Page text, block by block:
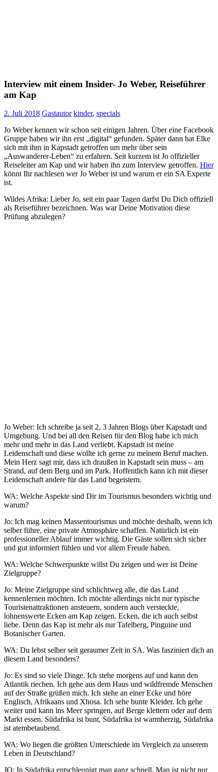
Interview mit einem Insider- Jo Weber, Reiseführer
am Kap
2. Juli 2018 Gastautor kinder, specials
Jo Weber kennen wir schon seit einigen Jahren. Über eine Facebook
Gruppe haben wir ihn erst „digital“ gefunden. Später dann hat Elke
sich mit ihm in Kapstadt getroffen um mehr über sein
„Auswanderer-Leben“ zu erfahren. Seit kurzem ist Jo offizieller
Reiseleiter am Kap und wir haben ihn zum Interview getroffen. Hier
könnt Ihr nachlesen wer Jo Weber ist und warum er ein SA Experte
ist.
Wildes Afrika: Lieber Jo, seit ein paar Tagen darfst Du Dich offiziell
als Reiseführer bezeichnen. Was war Deine Motivation diese
Prüfung abzulegen?
Jo Weber: Ich schreibe ja seit 2, 3 Jahren Blogs über Kapstadt und
Umgebung. Und bei all den Reisen für den Blog habe ich mich
mehr und mehr in das Land verliebt. Kapstadt ist meine
Leidenschaft und diese wollte ich gerne zu meinem Beruf machen.
Mein Herz sagt mir, dass ich draußen in Kapstadt sein muss – am
Strand, auf dem Berg und im Park. Hoffentlich kann ich mit dieser
Leidenschaft andere für das Land begeistern.
WA: Welche Aspekte sind Dir im Tourismus besonders wichtig und
warum?
Jo: Ich mag keinen Massentourismus und möchte deshalb, wenn ich
selber führe, eine private Atmosphäre schaffen. Natürlich ist ein
professioneller Ablauf immer wichtig. Die Gäste sollen sich sicher
und gut informiert fühlen und vor allem Freude haben.
WA: Welche Schwerpunkte willst Du zeigen und wer ist Deine
Zielgruppe?
Jo: Meine Zielgruppe sind schlichtweg alle, die das Land
kennenlernen möchten. Ich möchte allerdings nicht nur typische
Touristenattraktionen ansteuern, sondern auch versteckte,
lohnenswerte Ecken am Kap zeigen. Ecken, die ich auch selbst
liebe. Denn das Kap ist mehr als nur Tafelberg, Pinguine und
Botanischer Garten.
WA: Du lebst selber seit geraumer Zeit in SA. Was fasziniert dich an
diesem Land besonders?
Jo: Es sind so viele Dinge. Ich stehe morgens auf und kann den
Atlantik riechen. Ich gehe aus dem Haus und wildfremde Menschen
auf der Straße grüßen mich. Ich stehe an einer Ecke und höre
Englisch, Afrikaans und Xhosa. Ich sehe bunte Kleider. Ich gehe
weiter und kann ins Meer springen, auf Berge klettern oder auf dem
Markt essen. Südafrika ist bunt, Südafrika ist warmherzig, Südafrika
ist atembetaubend.
WA: Wo liegen die größten Unterschiede im Vergleich zu unserem
Leben in Deutschland?
JO: In Südafrika entschleunigt man ganz schnell. Man ist nicht nur